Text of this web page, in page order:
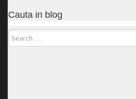
Cauta in blog